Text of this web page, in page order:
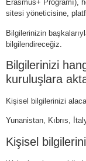
Εrasmus+ Programı),
sitesi yöneticisine,
Bilgilerinizin
bilgilendireceğiz.
Bilgilerinizi
kuruluşlara
Kişisel bilgilerinizi
Yunanistan, Kıbrıs,
Kişisel